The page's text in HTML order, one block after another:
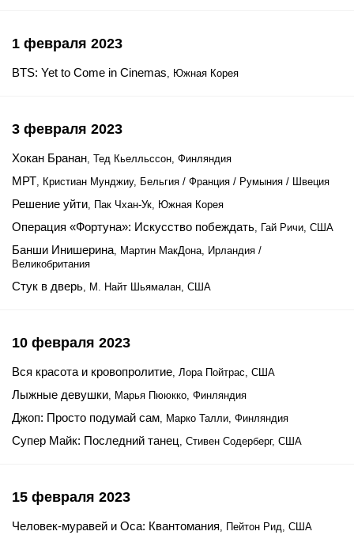
1 февраля 2023
BTS: Yet to Come in Cinemas, Южная Корея
3 февраля 2023
Хокан Бранан, Тед Кьелльссон, Финляндия
МРТ, Кристиан Мунджиу, Бельгия / Франция / Румыния / Швеция
Решение уйти, Пак Чхан-Ук, Южная Корея
Операция «Фортуна»: Искусство побеждать, Гай Ричи, США
Банши Инишерина, Мартин МакДона, Ирландия /
Великобритания
Стук в дверь, М. Найт Шьямалан, США
10 февраля 2023
Вся красота и кровопролитие, Лора Пойтрас, США
Лыжные девушки, Марья Пююкко, Финляндия
Джоп: Просто подумай сам, Марко Талли, Финляндия
Супер Майк: Последний танец, Стивен Содерберг, США
15 февраля 2023
Человек-муравей и Оса: Квантомания, Пейтон Рид, США